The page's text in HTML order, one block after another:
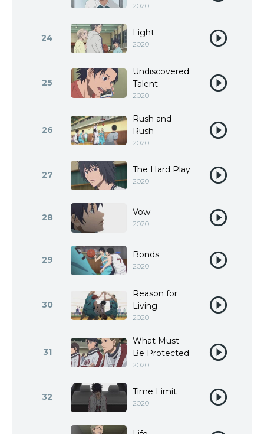
2020
24 Light
2020
25
Undiscovered
Talent
2020
26
Rush and
Rush
2020
27 The Hard Play
2020
28 Vow
2020
29 Bonds
2020
30
Reason for
Living
2020
31
What Must
Be Protected
2020
32 Time Limit
2020